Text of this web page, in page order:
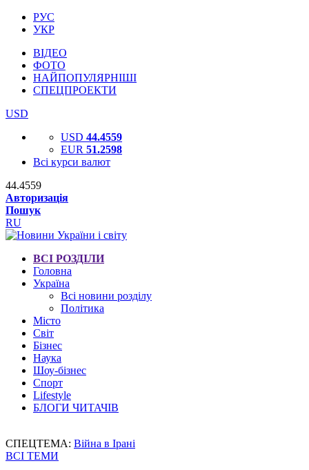
РУС
УКР
ВІДЕО
ФОТО
НАЙПОПУЛЯРНІШІ
СПЕЦПРОЕКТИ
USD
USD 44.4559
EUR 51.2598
Всі курси валют
44.4559
Авторизація
Пошук
RU
ВСІ РОЗДІЛИ
Головна
Україна
Всі новини розділу
Політика
Місто
Світ
Бізнес
Наука
Шоу-бізнес
Спорт
Lifestyle
БЛОГИ ЧИТАЧІВ
СПЕЦТЕМА: Війна в Ірані
ВСІ ТЕМИ